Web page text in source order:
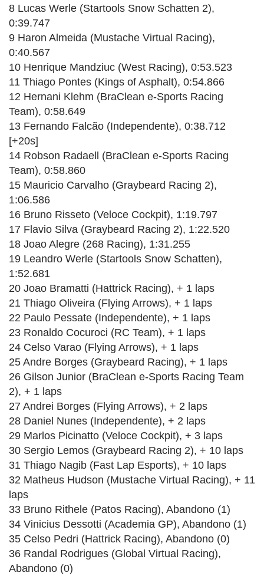
8 Lucas Werle (Startools Snow Schatten 2),
0:39.747
9 Haron Almeida (Mustache Virtual Racing),
0:40.567
10 Henrique Mandziuc (West Racing), 0:53.523
11 Thiago Pontes (Kings of Asphalt), 0:54.866
12 Hernani Klehm (BraClean e-Sports Racing
Team), 0:58.649
13 Fernando Falcão (Independente), 0:38.712
[+20s]
14 Robson Radaell (BraClean e-Sports Racing
Team), 0:58.860
15 Mauricio Carvalho (Graybeard Racing 2),
1:06.586
16 Bruno Risseto (Veloce Cockpit), 1:19.797
17 Flavio Silva (Graybeard Racing 2), 1:22.520
18 Joao Alegre (268 Racing), 1:31.255
19 Leandro Werle (Startools Snow Schatten),
1:52.681
20 Joao Bramatti (Hattrick Racing), + 1 laps
21 Thiago Oliveira (Flying Arrows), + 1 laps
22 Paulo Pessate (Independente), + 1 laps
23 Ronaldo Cocuroci (RC Team), + 1 laps
24 Celso Varao (Flying Arrows), + 1 laps
25 Andre Borges (Graybeard Racing), + 1 laps
26 Gilson Junior (BraClean e-Sports Racing Team
2), + 1 laps
27 Andrei Borges (Flying Arrows), + 2 laps
28 Daniel Nunes (Independente), + 2 laps
29 Marlos Picinatto (Veloce Cockpit), + 3 laps
30 Sergio Lemos (Graybeard Racing 2), + 10 laps
31 Thiago Nagib (Fast Lap Esports), + 10 laps
32 Matheus Hudson (Mustache Virtual Racing), + 11
laps
33 Bruno Rithele (Patos Racing), Abandono (1)
34 Vinicius Dessotti (Academia GP), Abandono (1)
35 Celso Pedri (Hattrick Racing), Abandono (0)
36 Randal Rodrigues (Global Virtual Racing),
Abandono (0)